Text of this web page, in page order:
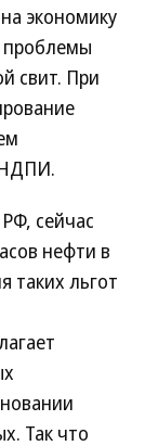
экономику
проблемы
свит. При
НДПИ.
сейчас
нефти в
таких льгот
Так что